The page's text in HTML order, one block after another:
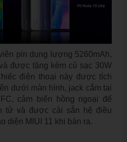
pin dung lượng 5260mAh,
được tặng kèm củ sạc 30W
điện thoại này được tích
dưới màn hình, jack cắm tai
cảm biến hồng ngoại để
tử và được cài sẵn hệ điều
diện MIUI 11 khi bán ra.